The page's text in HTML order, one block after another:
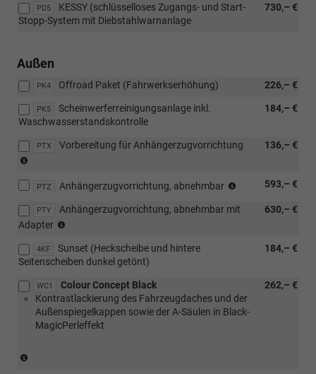
1.0
MPI
PD5 730,– €
KESSY (schlüsselloses Zugangs- und Start-
Stopp-System mit Diebstahlwarnanlage
Außen
PK4 226,– €
Offroad Paket (Fahrwerkserhöhung)
PK5 184,– €
Scheinwerferreinigungsanlage inkl.
Waschwasserstandskontrolle
PTX 136,– €
Vorbereitung für Anhängerzugvorrichtung
Verbindung
[WC2]
Colour
Grey)
PTZ 593,– €
Anhängerzugvorrichtung, abnehmbar
Verbindung
Colour
PTY 630,– €
Anhängerzugvorrichtung, abnehmbar mit
Adapter
Verbindung
mit
Colour
Concept
Grey)
4KF 184,– €
Sunset (Heckscheibe und hintere
Seitenscheiben dunkel getönt)
WC1 262,– €
Colour Concept Black
Kontrastlackierung des Fahrzeugdaches und der
Außenspiegelkappen sowie der A-Säulen in Black-
MagicPerleffekt